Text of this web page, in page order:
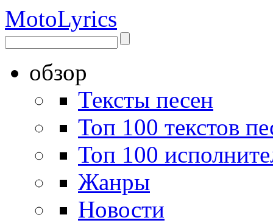
MotoLyrics
обзор
Тексты песен
Топ 100 текстов
Топ 100
Жанры
Новости